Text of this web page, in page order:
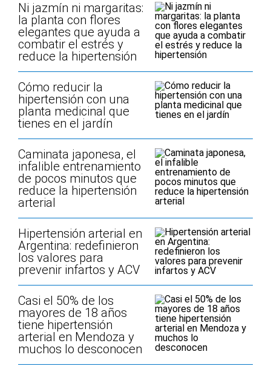
Ni jazmín ni margaritas:
la planta con flores
elegantes que ayuda a
combatir el estrés y
reduce la hipertensión
Cómo reducir la
hipertensión con una
planta medicinal que
tienes en el jardín
Caminata japonesa, el
infalible entrenamiento
de pocos minutos que
reduce la hipertensión
arterial
Hipertensión arterial en
Argentina: redefinieron
los valores para
prevenir infartos y ACV
Casi el 50% de los
mayores de 18 años
tiene hipertensión
arterial en Mendoza y
muchos lo desconocen